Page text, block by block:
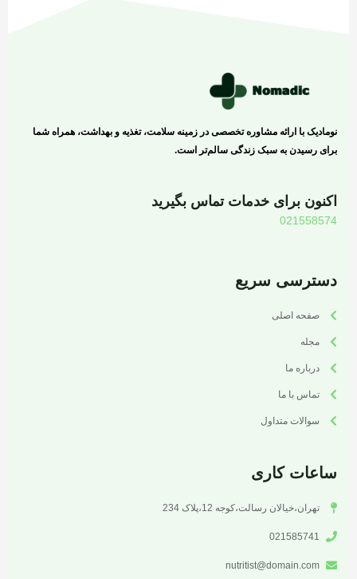
نومادیک با ارائه مشاوره تخصصی در زمینه سلامت، تغذیه و بهداشت، همراه شما
برای رسیدن به سبک زندگی سالم‌تر است.
اکنون برای خدمات تماس بگیرید
021558574
دسترسی سریع
صفحه اصلی
مجله
درباره ما
تماس با ما
سوالات متداول
ساعات کاری
تهران،خیالان رسالت،کوجه 12،پلاک 234
021585741
nutritist@domain.com